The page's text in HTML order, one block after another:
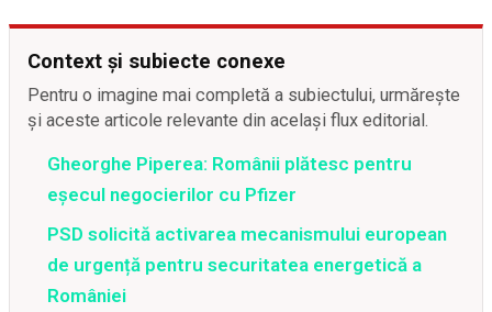
Context și subiecte conexe
Pentru o imagine mai completă a subiectului, urmărește
și aceste articole relevante din același flux editorial.
Gheorghe Piperea: Românii plătesc pentru
eșecul negocierilor cu Pfizer
PSD solicită activarea mecanismului european
de urgență pentru securitatea energetică a
României